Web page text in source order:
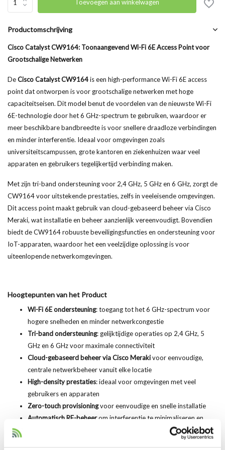
Toevoegen aan winkelwagen
Productomschrijving
Cisco Catalyst CW9164: Toonaangevend Wi-Fi 6E Access Point voor
Grootschalige Netwerken
DeCisco Catalyst CW9164is een high-performance Wi-Fi 6E access
point dat ontworpen is voor grootschalige netwerken met hoge
capaciteitseisen. Dit model benut de voordelen van de nieuwste Wi-Fi
6E-technologie door het 6 GHz-spectrum te gebruiken, waardoor er
meer beschikbare bandbreedte is voor snellere draadloze verbindingen
en minder interferentie. Ideaal voor omgevingen zoals
universiteitscampussen, grote kantoren en ziekenhuizen waar veel
apparaten en gebruikers tegelijkertijd verbinding maken.
Met zijn tri-band ondersteuning voor 2,4 GHz, 5 GHz en 6 GHz, zorgt de
CW9164 voor uitstekende prestaties, zelfs in veeleisende omgevingen.
Dit access point maakt gebruik van cloud-gebaseerd beheer via Cisco
Meraki, wat installatie en beheer aanzienlijk vereenvoudigt. Bovendien
biedt de CW9164 robuuste beveiligingsfuncties en ondersteuning voor
IoT-apparaten, waardoor het een veelzijdige oplossing is voor
uiteenlopende netwerkomgevingen.
Hoogtepunten van het Product
Wi-Fi 6E ondersteuning: toegang tot het 6 GHz-spectrum voor
hogere snelheden en minder netwerkcongestie
Tri-band ondersteuning: gelijktijdige operaties op 2,4 GHz, 5
GHz en 6 GHz voor maximale connectiviteit
Cloud-gebaseerd beheer via Cisco Merakivoor eenvoudige,
centrale netwerkbeheer vanuit elke locatie
High-density prestaties: ideaal voor omgevingen met veel
gebruikers en apparaten
Zero-touch provisioningvoor eenvoudige en snelle installatie
Automatisch RF-beheerom interferentie te minimaliseren en
met WPA3-encryptie en geïntegreerde